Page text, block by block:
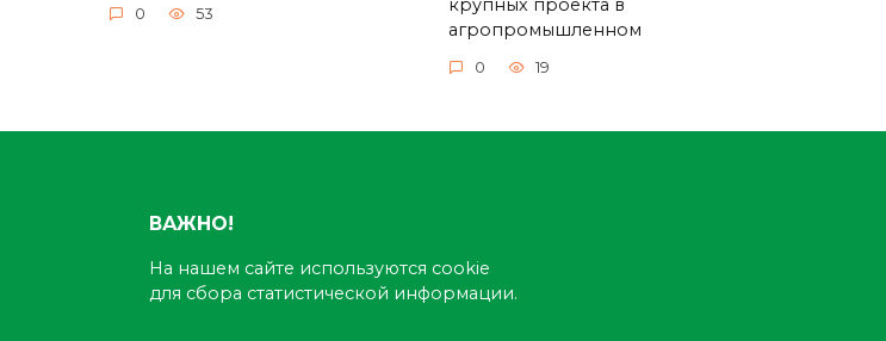
0 53
крупных проекта в
агропромышленном
0 19
ВАЖНО!
На нашем сайте используются cookie
для сбора статистической информации.